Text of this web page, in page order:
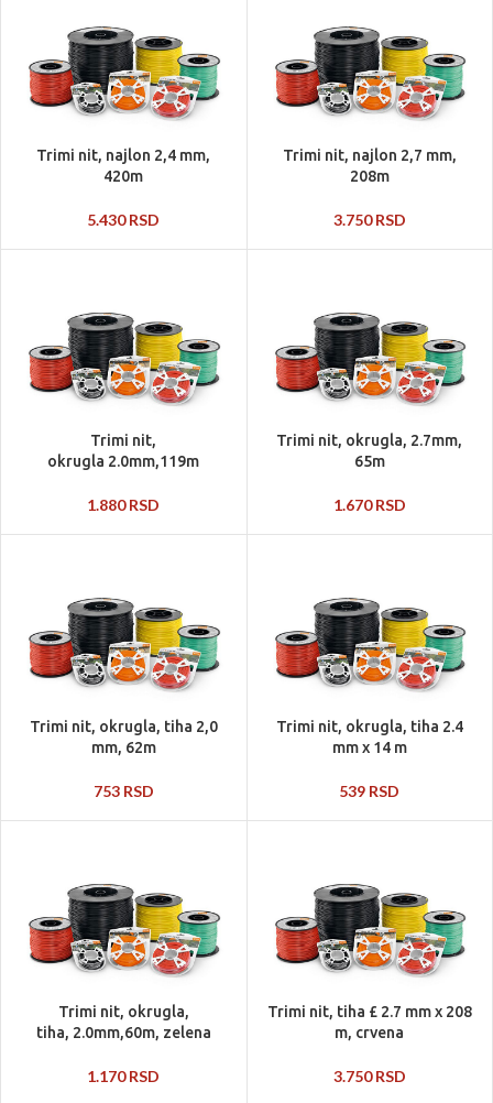
Trimi nit, najlon 2,4 mm,
420m
5.430RSD
Trimi nit, najlon 2,7 mm,
208m
3.750RSD
Trimi nit,
okrugla 2.0mm,119m
1.880RSD
Trimi nit, okrugla, 2.7mm,
65m
1.670RSD
Trimi nit, okrugla, tiha 2,0
mm, 62m
753 RSD
Trimi nit, okrugla, tiha 2.4
mm x 14 m
539 RSD
Trimi nit, okrugla,
tiha, 2.0mm,60m, zelena
1.170RSD
Trimi nit, tiha £ 2.7 mm x 208
m, crvena
3.750RSD